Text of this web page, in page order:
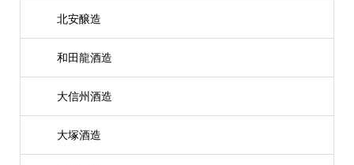
北安醸造
和田龍酒造
大信州酒造
大塚酒造